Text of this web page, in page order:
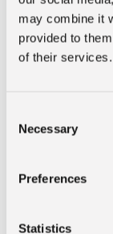
may combine it
provided to
of their services.
Selection
Necessary
Preferences
Statistics